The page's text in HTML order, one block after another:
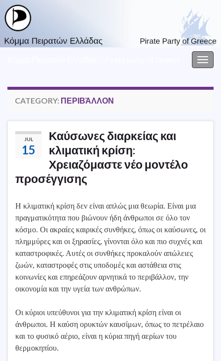
CATEGORY: ΠΕΡΙΒΆΛΛΟΝ
JUL
15
Καύσωνες διαρκείας και
κλιματική κρίση:
Χρειαζόμαστε νέο μοντέλο
προσέγγισης
Η κλιματική κρίση δεν είναι απλώς μια θεωρία. Είναι μια
πραγματικότητα που βιώνουν ήδη άνθρωποι σε όλο τον
κόσμο. Οι ακραίες καιρικές συνθήκες, όπως οι καύσωνες, οι
πλημμύρες και οι ξηρασίες, γίνονται όλο και πιο συχνές και
καταστροφικές. Αυτές οι συνθήκες προκαλούν απώλειες
ζωών, καταστροφές στις υποδομές και αστάθεια στις
κοινωνίες και επηρεάζουν αρνητικά το περιβάλλον, την
οικονομία και την υγεία των ανθρώπων.
Οι κύριοι υπεύθυνοι για την κλιματική κρίση είναι οι
άνθρωποι. Η καύση ορυκτών καυσίμων, όπως το πετρέλαιο
και το φυσικό αέριο, είναι η κύρια πηγή αερίων του
θερμοκηπίου.